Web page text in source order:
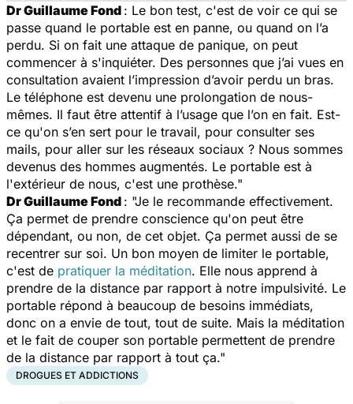
Dr Guillaume Fond : Le bon test, c'est de voir ce qui se
passe quand le portable est en panne, ou quand on l’a
perdu. Si on fait une attaque de panique, on peut
commencer à s'inquiéter. Des personnes que j’ai vues en
consultation avaient l’impression d’avoir perdu un bras.
Le téléphone est devenu une prolongation de nous-
mêmes. Il faut être attentif à l’usage que l’on en fait. Est-
ce qu'on s’en sert pour le travail, pour consulter ses
mails, pour aller sur les réseaux sociaux ? Nous sommes
devenus des hommes augmentés. Le portable est à
l'extérieur de nous, c'est une prothèse."
Dr Guillaume Fond : "Je le recommande effectivement.
Ça permet de prendre conscience qu'on peut être
dépendant, ou non, de cet objet. Ça permet aussi de se
recentrer sur soi. Un bon moyen de limiter le portable,
c'est de pratiquer la méditation. Elle nous apprend à
prendre de la distance par rapport à notre impulsivité. Le
portable répond à beaucoup de besoins immédiats,
donc on a envie de tout, tout de suite. Mais la méditation
et le fait de couper son portable permettent de prendre
de la distance par rapport à tout ça."
DROGUES ET ADDICTIONS